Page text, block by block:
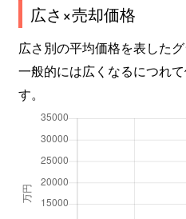
向洋町中
2,000万円
向洋町中
1,800万
向洋町中
向洋町中
向洋町中
1,200万
広さ×売却価格
広さ別の平均価格を表したグ
一般的には広くなるにつれ
す。